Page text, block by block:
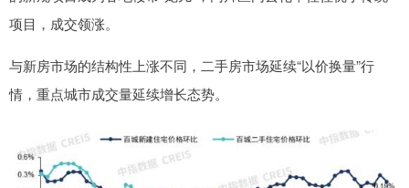
项目，成交领涨。
与新房市场的结构性上涨不同，二手房市场延续“以价换量”行
情，重点城市成交量延续增长态势。